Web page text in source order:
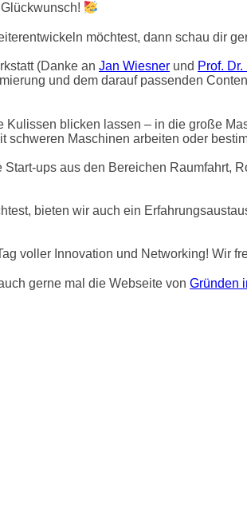
möchtest, dann schau dir
(Danke an Jan Wiesner und Prof.
und dem darauf passenden
blicken lassen – in die große
Maschinen arbeiten oder
ups aus den Bereichen Raumfahrt,
bieten wir auch ein
voller Innovation und Networking! Wir
gerne mal die Webseite von Gründen